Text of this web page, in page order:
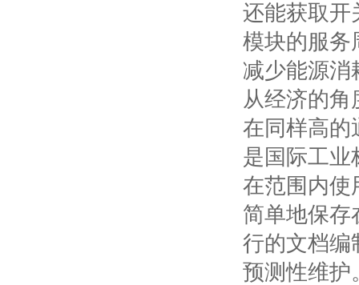
还能获取开
模块的服务
减少能源消
从经济的角
在同样高的
是国际工业
在范围内使
简单地保存
行的文档编
预测性维护